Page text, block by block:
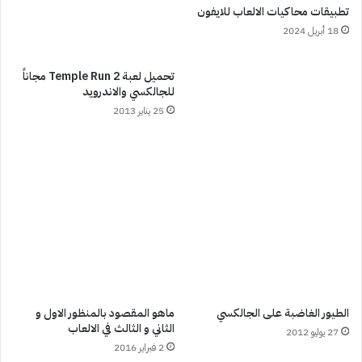
تطبيقات محاكيات الالعاب للايفون
18 أبريل 2024
تحميل لعبة Temple Run 2 مجاناً
للجالكسي والاندرويد
25 يناير 2013
الطيور الغاضبة على الجالكسي
27 يوليو 2012
ماهو المقصود بالمنظور الاول و
الثاني و الثالث في الالعاب
2 فبراير 2016